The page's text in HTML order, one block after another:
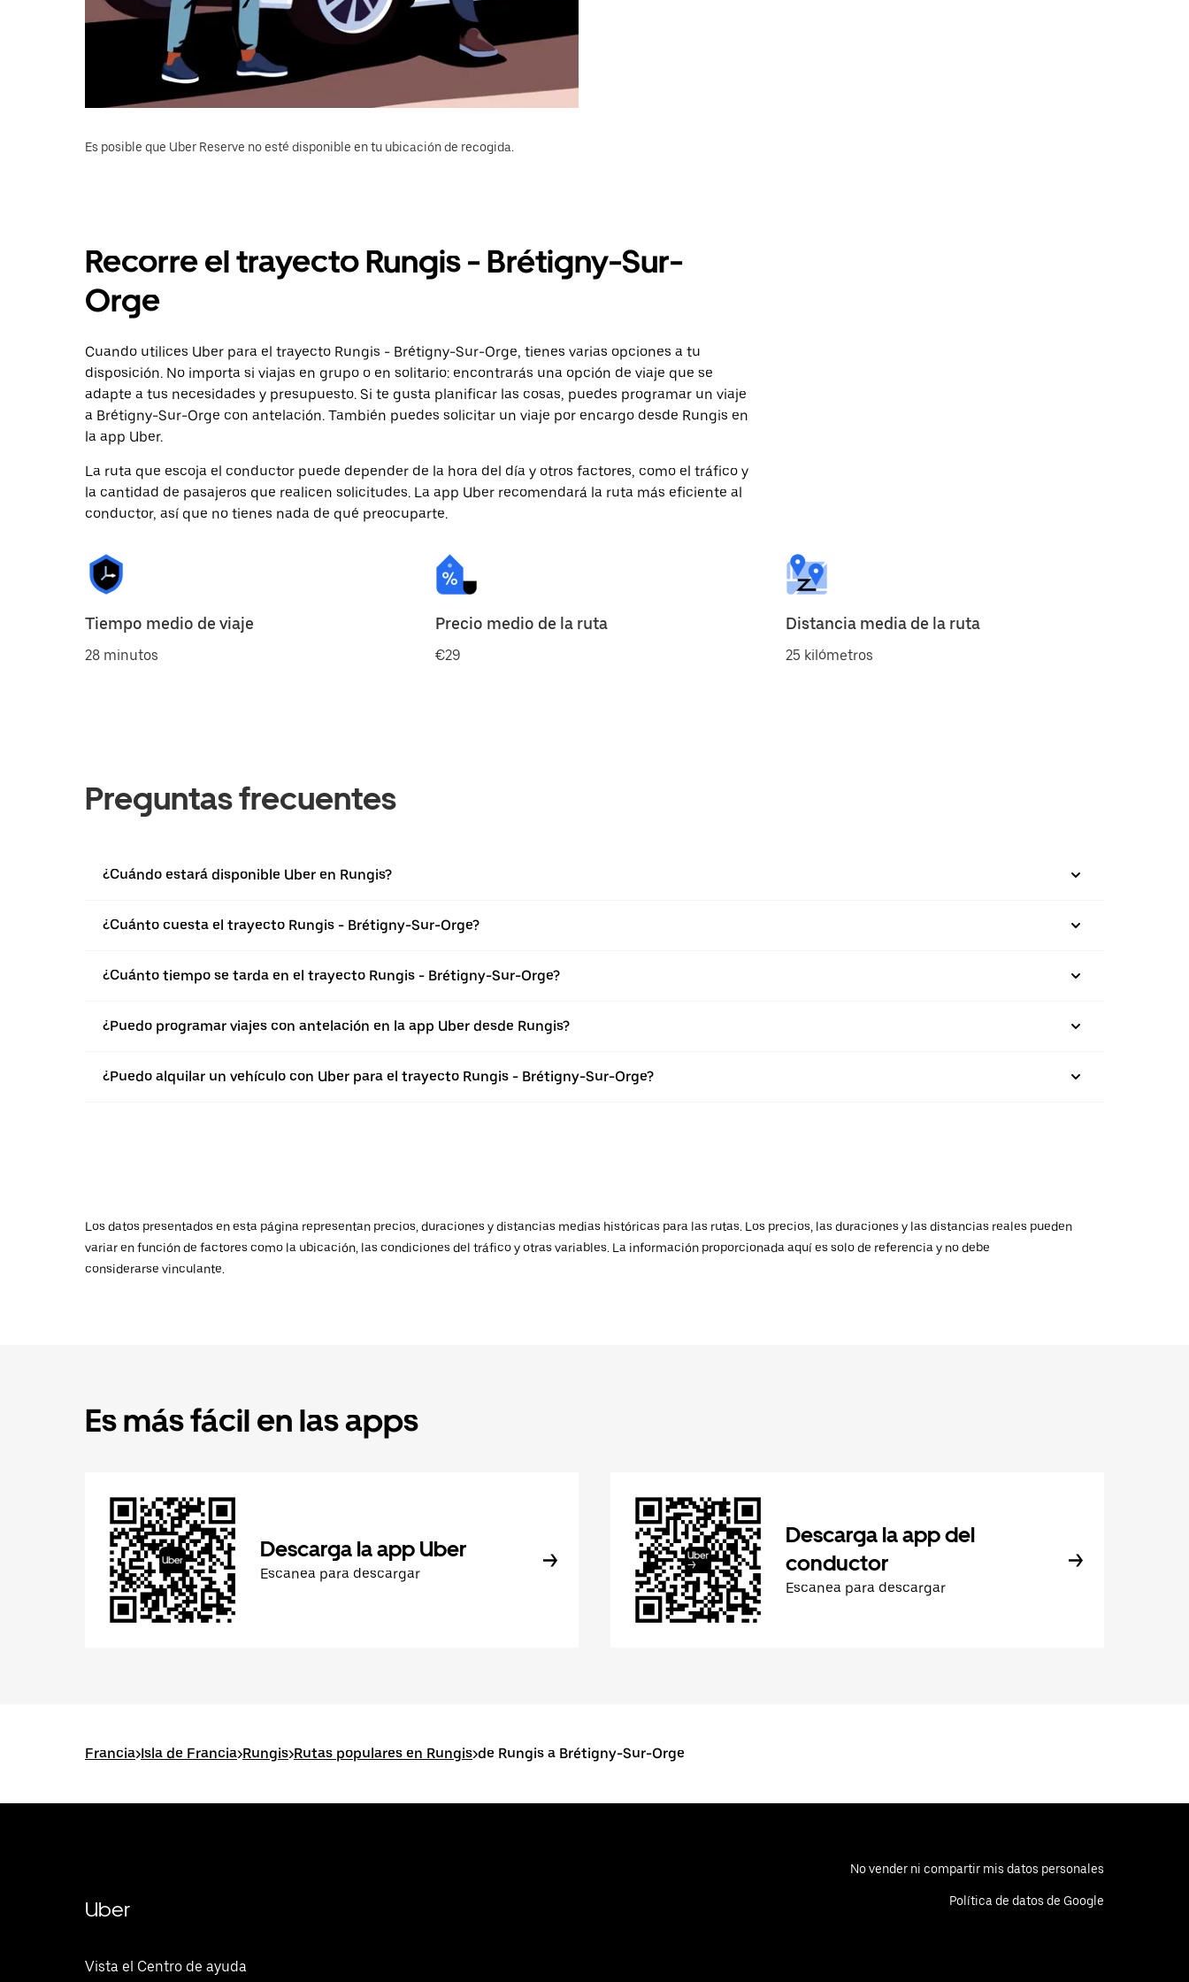
Es posible que Uber Reserve no esté disponible en tu ubicación de recogida.
Recorre el trayecto Rungis - Brétigny-Sur-
Orge
Cuando utilices Uber para el trayecto Rungis - Brétigny-Sur-Orge, tienes varias opciones a tu
disposición. No importa si viajas en grupo o en solitario: encontrarás una opción de viaje que se
adapte a tus necesidades y presupuesto. Si te gusta planificar las cosas, puedes programar un viaje
a Brétigny-Sur-Orge con antelación. También puedes solicitar un viaje por encargo desde Rungis en
la app Uber.
La ruta que escoja el conductor puede depender de la hora del día y otros factores, como el tráfico y
la cantidad de pasajeros que realicen solicitudes. La app Uber recomendará la ruta más eficiente al
conductor, así que no tienes nada de qué preocuparte.
Tiempo medio de viaje
28 minutos
Precio medio de la ruta
€29
Distancia media de la ruta
25 kilómetros
Preguntas frecuentes
¿Cuándo estará disponible Uber en Rungis?
¿Cuánto cuesta el trayecto Rungis - Brétigny-Sur-Orge?
¿Cuánto tiempo se tarda en el trayecto Rungis - Brétigny-Sur-Orge?
¿Puedo programar viajes con antelación en la app Uber desde Rungis?
¿Puedo alquilar un vehículo con Uber para el trayecto Rungis - Brétigny-Sur-Orge?
Los datos presentados en esta página representan precios, duraciones y distancias medias históricas para las rutas. Los precios, las duraciones y las distancias reales pueden
variar en función de factores como la ubicación, las condiciones del tráfico y otras variables. La información proporcionada aquí es solo de referencia y no debe
considerarse vinculante.
Es más fácil en las apps
Descarga la app Uber
Escanea para descargar
Descarga la app del
conductor
Escanea para descargar
Francia>Isla de Francia>Rungis>Rutas populares en Rungis>de Rungis a Brétigny-Sur-Orge
Uber
Vista el Centro de ayuda
No vender ni compartir mis datos personales
Política de datos de Google